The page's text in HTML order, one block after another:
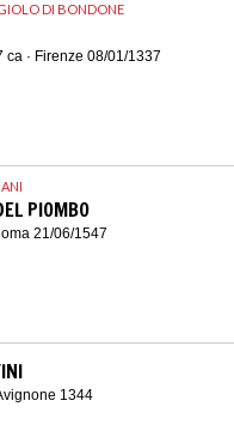
DI BONDONE
· Firenze 08/01/1337
PIOMBO
21/06/1547
1344